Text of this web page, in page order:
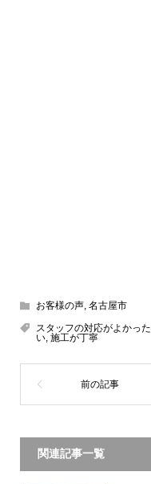
お客様の声, 名古屋市
スタッフの対応がよかった
い, 施工が丁寧
関連記事一覧